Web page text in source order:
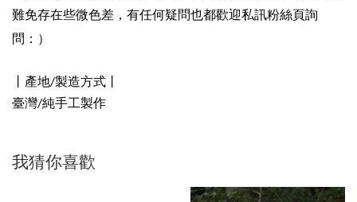
難免存在些微色差，有任何疑問也都歡迎私訊粉絲頁詢
問：）
丨產地/製造方式丨
臺灣/純手工製作
我猜你喜歡